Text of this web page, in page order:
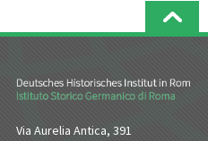
Via Aurelia Antica, 391